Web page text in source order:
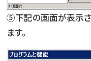
⑤下記の画面が表示さ
ます。